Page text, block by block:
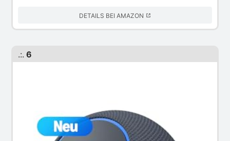
DETAILS BEI AMAZON
.:. 6